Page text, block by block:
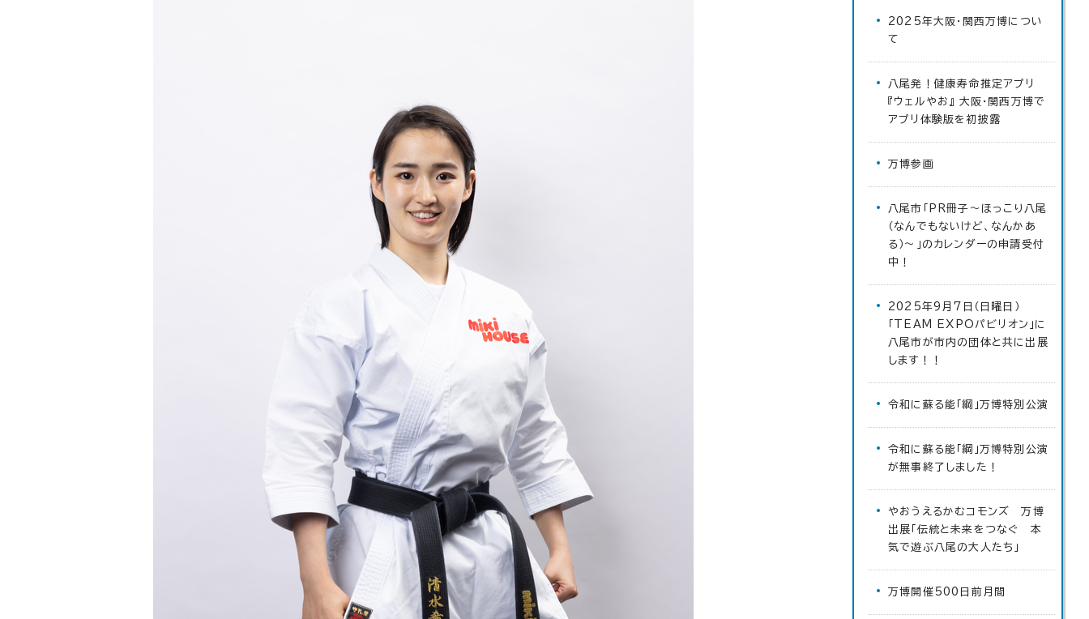
2025年大阪・関西万博につい
て
八尾発！健康寿命推定アプリ
『ウェルやお』 大阪・関西万博で
アプリ体験版を初披露
万博参画
八尾市「PR冊子～ほっこり八尾
（なんでもないけど、なんかあ
る）～」のカレンダーの申請受付
中！
2025年9月7日（日曜日）
「TEAM EXPOパビリオン」に
八尾市が市内の団体と共に出展
します！！
令和に蘇る能「綱」万博特別公演
令和に蘇る能「綱」万博特別公演
が無事終了しました！
やおうえるかむコモンズ 万博
出展「伝統と未来をつなぐ 本
気で遊ぶ八尾の大人たち」
万博開催500日前月間